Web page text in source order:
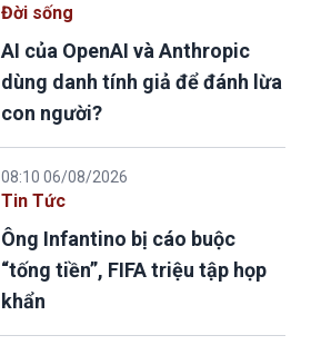
Đời sống
AI của OpenAI và Anthropic
dùng danh tính giả để đánh lừa
con người?
08:10 06/08/2026
Tin Tức
Ông Infantino bị cáo buộc
“tống tiền”, FIFA triệu tập họp
khẩn